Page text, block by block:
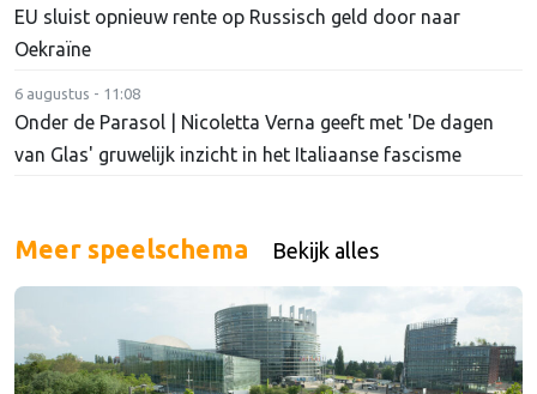
EU sluist opnieuw rente op Russisch geld door naar
Oekraïne
6 augustus - 11:08
Onder de Parasol | Nicoletta Verna geeft met 'De dagen
van Glas' gruwelijk inzicht in het Italiaanse fascisme
Meer speelschema Bekijk alles